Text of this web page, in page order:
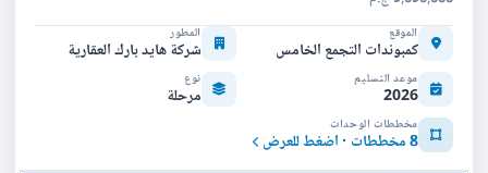
الموقع
كمبوندات التجمع الخامس
المطور
شركة هايد بارك العقارية
موعد التسليم
2026
نوع
مرحلة
مخططات الوحدات
8 مخططات · اضغط للعرض